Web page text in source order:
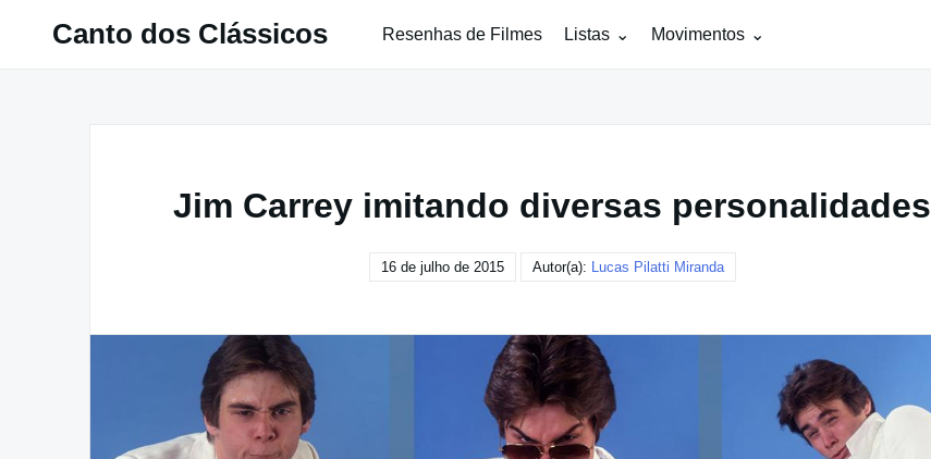
Canto dos Clássicos Resenhas de Filmes Listas Movimentos
Jim Carrey imitando diversas personalidades
16 de julho de 2015 Autor(a): Lucas Pilatti Miranda